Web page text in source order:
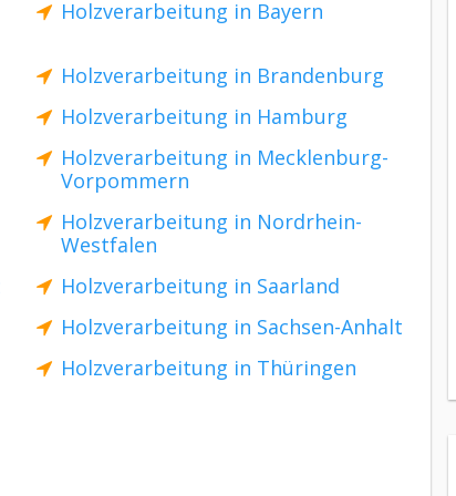
Holzverarbeitung in Bayern
Holzverarbeitung in Brandenburg
Holzverarbeitung in Hamburg
Holzverarbeitung in Mecklenburg-
Vorpommern
Holzverarbeitung in Nordrhein-
Westfalen
Holzverarbeitung in Saarland
Holzverarbeitung in Sachsen-Anhalt
Holzverarbeitung in Thüringen